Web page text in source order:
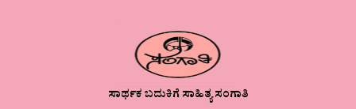
ಸಾರ್ಥಕ ಬದುಕಿಗೆ ಸಾಹಿತ್ಯ ಸಂಗಾತಿ